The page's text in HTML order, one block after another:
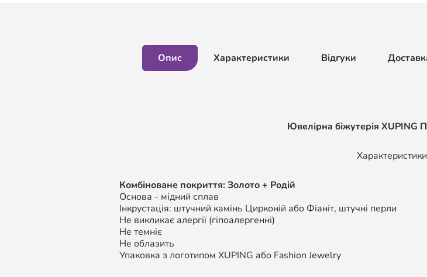
Опис Характеристики Відгуки
Ювелірна біжутерія XUPING
Комбіноване покриття: Золото + Родій
Основа - мідний сплав
Інкрустація: штучний камінь Цирконій або Фіаніт, штучні перли
Не викликає алергії (гіпоалергенні)
Не темніє
Не облазить
Упаковка з логотипом XUPING або Fashion Jewelry